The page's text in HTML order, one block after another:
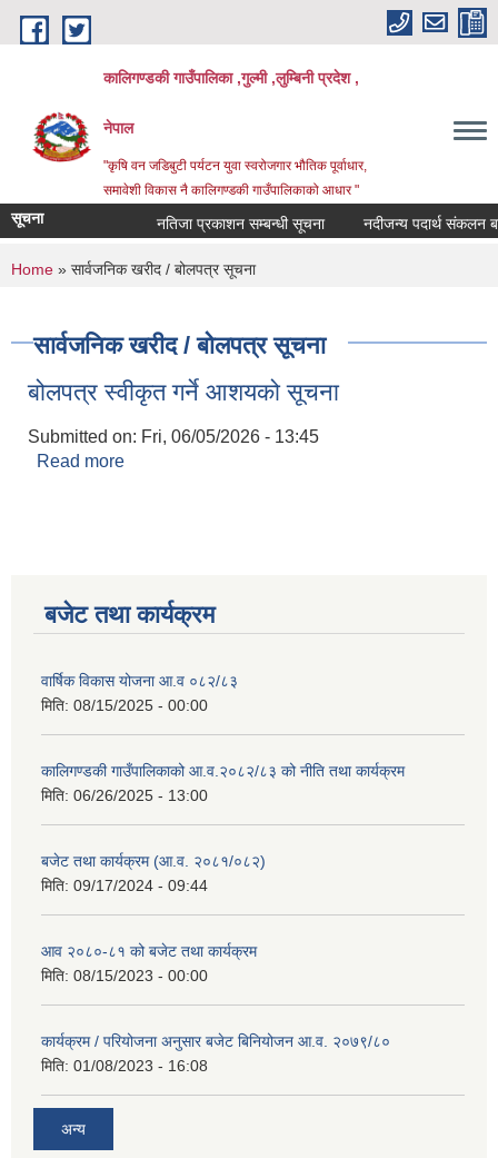
Skip to main content
कालिगण्डकी गाउँपालिका ,गुल्मी ,लुम्बिनी प्रदेश ,
नेपाल
"कृषि वन जडिबुटी पर्यटन युवा स्वरोजगार भौतिक पूर्वाधार,
समावेशी विकास नै कालिगण्डकी गाउँपालिकाको आधार "
सूचना नतिजा प्रकाशन सम्बन्धी सूचना नदीजन्य पदार्थ संकलन बन्द
You are here
Home » सार्वजनिक खरीद / बोलपत्र सूचना
सार्वजनिक खरीद / बोलपत्र सूचना
बोलपत्र स्वीकृत गर्ने आशयको सूचना
Submitted on: Fri, 06/05/2026 - 13:45
Read more
बजेट तथा कार्यक्रम
वार्षिक विकास योजना आ.व ०८२/८३
मिति: 08/15/2025 - 00:00
कालिगण्डकी गाउँपालिकाको आ.व.२०८२/८३ को नीति तथा कार्यक्रम
मिति: 06/26/2025 - 13:00
बजेट तथा कार्यक्रम (आ.व. २०८१/०८२)
मिति: 09/17/2024 - 09:44
आव २०८०-८१ को बजेट तथा कार्यक्रम
मिति: 08/15/2023 - 00:00
कार्यक्रम / परियोजना अनुसार बजेट बिनियोजन आ.व. २०७९/८०
मिति: 01/08/2023 - 16:08
अन्य